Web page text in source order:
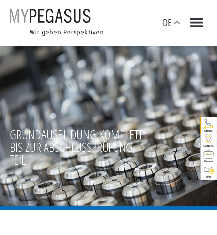
DE
GRUND­AUSBILDUNG KOMPLETT
BIS ZUR ABSCHLUSS­PRÜFUNG,
TEIL 1